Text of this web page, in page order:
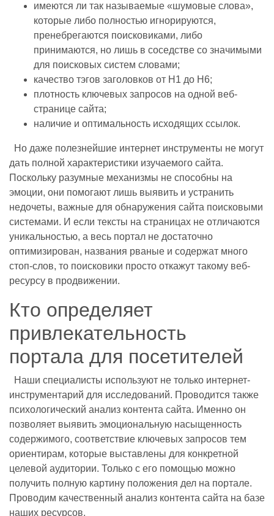
имеются ли так называемые «шумовые слова»,
которые либо полностью игнорируются,
пренебрегаются поисковиками, либо
принимаются, но лишь в соседстве со значимыми
для поисковых систем словами;
качество тэгов заголовков от Н1 до Н6;
плотность ключевых запросов на одной веб-
странице сайта;
наличие и оптимальность исходящих ссылок.
Но даже полезнейшие интернет инструменты не могут
дать полной характеристики изучаемого сайта.
Поскольку разумные механизмы не способны на
эмоции, они помогают лишь выявить и устранить
недочеты, важные для обнаружения сайта поисковыми
системами. И если тексты на страницах не отличаются
уникальностью, а весь портал не достаточно
оптимизирован, названия рваные и содержат много
стоп-слов, то поисковики просто откажут такому веб-
ресурсу в продвижении.
Кто определяет
привлекательность
портала для посетителей
Наши специалисты используют не только интернет-
инструментарий для исследований. Проводится также
психологический анализ контента сайта. Именно он
позволяет выявить эмоциональную насыщенность
содержимого, соответствие ключевых запросов тем
ориентирам, которые выставлены для конкретной
целевой аудитории. Только с его помощью можно
получить полную картину положения дел на портале.
Проводим качественный анализ контента сайта на базе
наших ресурсов.